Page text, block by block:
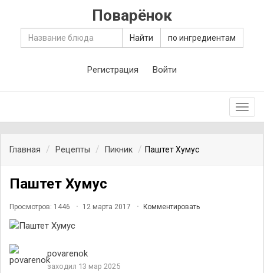
Поварёнок
Найти по ингредиентам
Регистрация Войти
Главная Рецепты Пикник Паштет Хумус
Паштет Хумус
Просмотров: 1446 12 марта 2017 Комментировать
povarenok
заходил 13 мар 2025